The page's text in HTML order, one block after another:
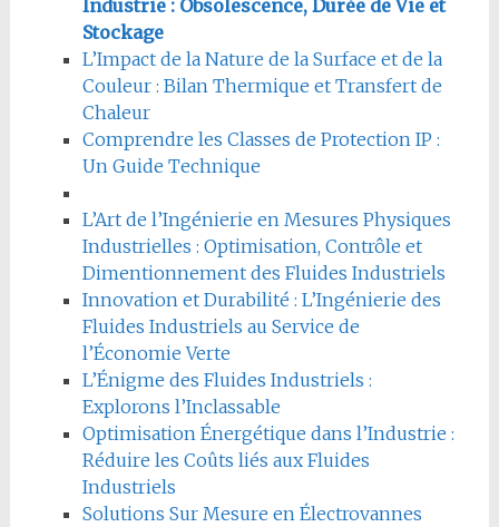
Industrie : Obsolescence, Durée de Vie et
Stockage
L’Impact de la Nature de la Surface et de la
Couleur : Bilan Thermique et Transfert de
Chaleur
Comprendre les Classes de Protection IP :
Un Guide Technique
L’Art de l’Ingénierie en Mesures Physiques
Industrielles : Optimisation, Contrôle et
Dimentionnement des Fluides Industriels
Innovation et Durabilité : L’Ingénierie des
Fluides Industriels au Service de
l’Économie Verte
L’Énigme des Fluides Industriels :
Explorons l’Inclassable
Optimisation Énergétique dans l’Industrie :
Réduire les Coûts liés aux Fluides
Industriels
Solutions Sur Mesure en Électrovannes